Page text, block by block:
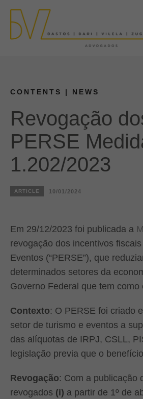
CONTENTS | NEWS
Revogação
PERSE
1.202/2023
ARTICLE 10/01/2024
Em 29/12/2023 foi publicada a
revogação dos incentivos
Eventos (“PERSE”), que
determinados setores da
Governo Federal que tem
Contexto: O PERSE foi criado
setor de turismo e eventos a
das alíquotas de IRPJ, CSLL,
legislação previa que o
Revogação: Com a publicação
revogados (i) a partir de 1º de